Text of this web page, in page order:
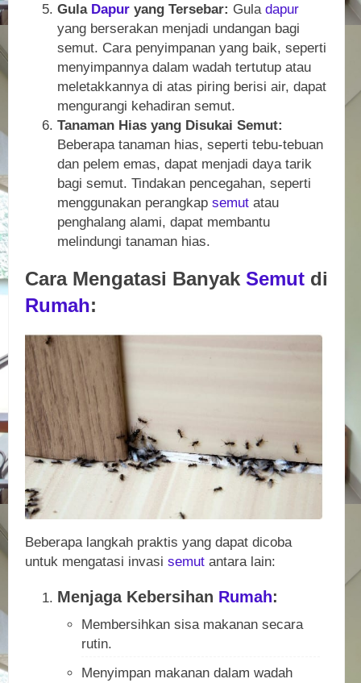
Gula Dapur yang Tersebar: Gula dapur
yang berserakan menjadi undangan bagi
semut. Cara penyimpanan yang baik, seperti
menyimpannya dalam wadah tertutup atau
meletakkannya di atas piring berisi air, dapat
mengurangi kehadiran semut.
Tanaman Hias yang Disukai Semut:
Beberapa tanaman hias, seperti tebu-tebuan
dan pelem emas, dapat menjadi daya tarik
bagi semut. Tindakan pencegahan, seperti
menggunakan perangkap semut atau
penghalang alami, dapat membantu
melindungi tanaman hias.
Cara Mengatasi Banyak Semut di
Rumah:
Beberapa langkah praktis yang dapat dicoba
untuk mengatasi invasi semut antara lain:
Menjaga Kebersihan Rumah:
Membersihkan sisa makanan secara
rutin.
Menyimpan makanan dalam wadah